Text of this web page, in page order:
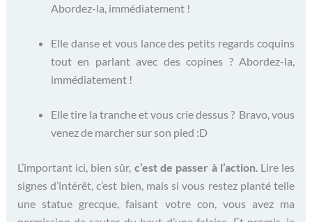
Abordez-la, immédiatement !
Elle danse et vous lance des petits regards coquins
tout en parlant avec des copines ? Abordez-la,
immédiatement !
Elle tire la tranche et vous crie dessus ? Bravo, vous
venez de marcher sur son pied :D
L’important ici, bien sûr, c’est de passer à l’action. Lire les
signes d’intérêt, c’est bien, mais si vous restez planté telle
une statue grecque, faisant votre con, vous avez ma